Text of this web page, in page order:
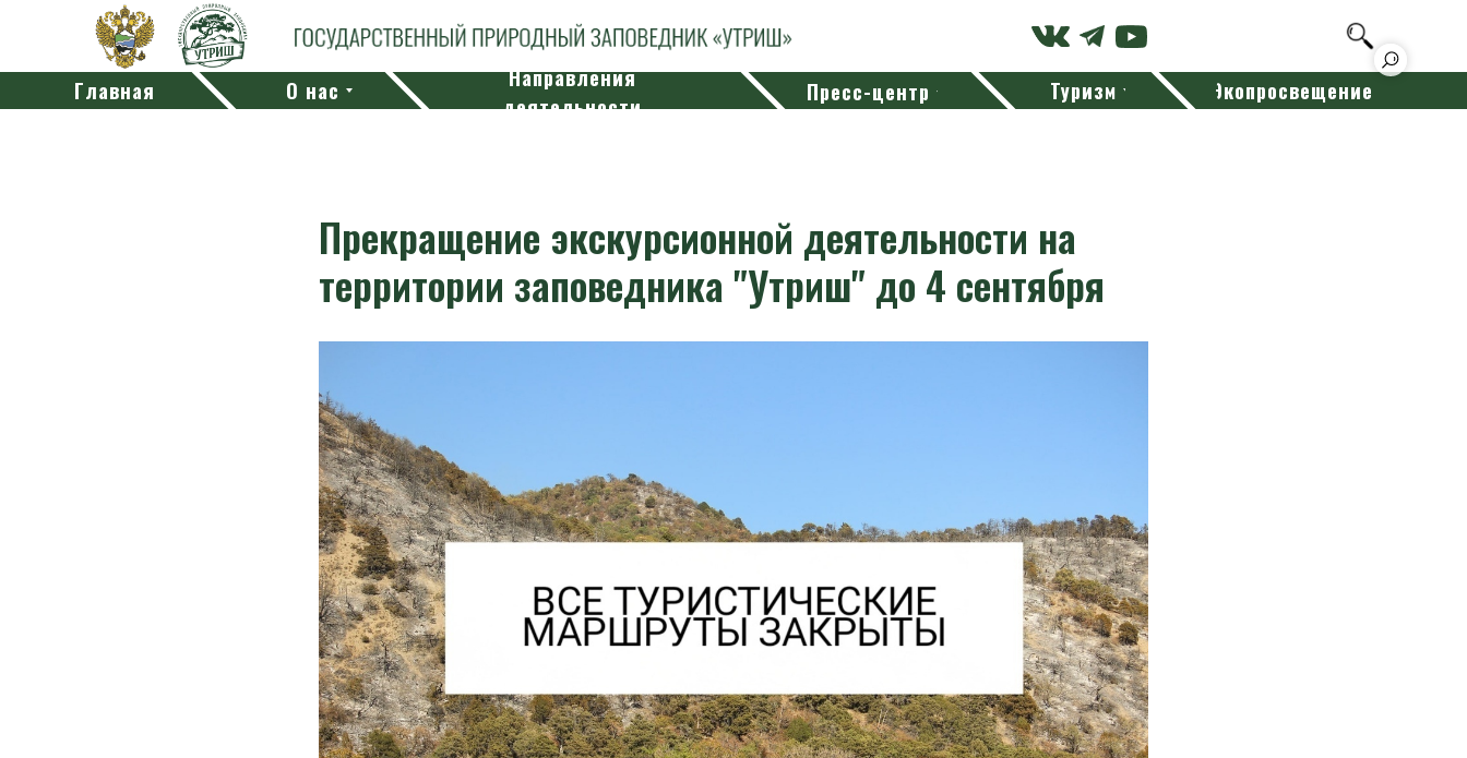
Туризм
Пресс-центр
Направления
деятельности
О нас
Главная Экопросвещение
Прекращение экскурсионной деятельности на
территории заповедника "Утриш" до 4 сентября